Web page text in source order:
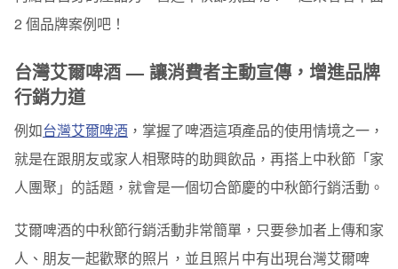
2 個品牌案例吧！
台灣艾爾啤酒 — 讓消費者主動宣傳，增進品牌
行銷力道
例如台灣艾爾啤酒 ，掌握了啤酒這項產品的使用情境之一，
就是在跟朋友或家人相聚時的助興飲品，再搭上中秋節「家
人團聚」的話題，就會是一個切合節慶的中秋節行銷活動。
艾爾啤酒的中秋節行銷活動非常簡單，只要參加者上傳和家
人、朋友一起歡聚的照片，並且照片中有出現台灣艾爾啤